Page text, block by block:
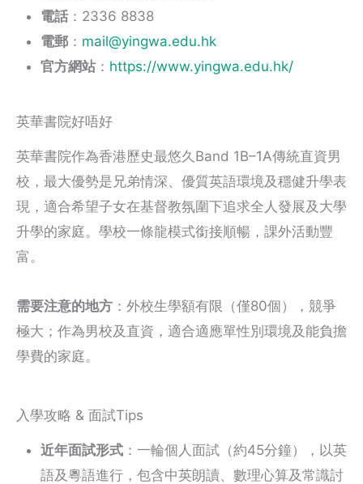
電話 ：2336 8838
電郵 ： mail@yingwa.edu.hk
官方網站 ： https://www.yingwa.edu.hk/
英華書院好唔好
英華書院作為香港歷史最悠久Band 1B–1A傳統直資男
校，最大優勢是兄弟情深、優質英語環境及穩健升學表
現，適合希望子女在基督教氛圍下追求全人發展及大學
升學的家庭。學校一條龍模式銜接順暢，課外活動豐
富。
需要注意的地方 ：外校生學額有限（僅80個），競爭
極大；作為男校及直資，適合適應單性別環境及能負擔
學費的家庭。
入學攻略 & 面試Tips
近年面試形式 ：一輪個人面試（約45分鐘），以英
語及粵語進行，包含中英朗讀、數理心算及常識討